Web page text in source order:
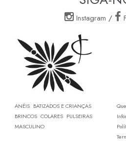
Instagram /
ANÉIS BATIZADOS E CRIANÇAS
BRINCOS COLARES PULSEIRAS
MASCULINO